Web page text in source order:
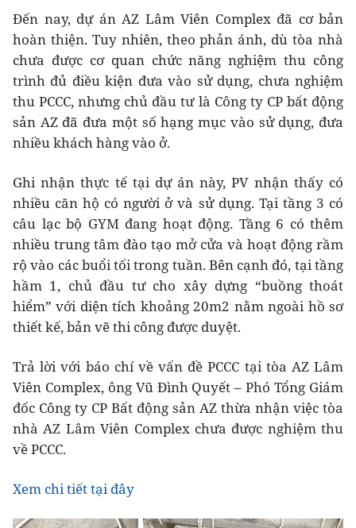
Đến nay, dự án AZ Lâm Viên Complex đã cơ bản
hoàn thiện. Tuy nhiên, theo phản ánh, dù tòa nhà
chưa được cơ quan chức năng nghiệm thu công
trình đủ điều kiện đưa vào sử dụng, chưa nghiệm
thu PCCC, nhưng chủ đầu tư là Công ty CP bất động
sản AZ đã đưa một số hạng mục vào sử dụng, đưa
nhiều khách hàng vào ở.
Ghi nhận thực tế tại dự án này, PV nhận thấy có
nhiều căn hộ có người ở và sử dụng. Tại tầng 3 có
câu lạc bộ GYM đang hoạt động. Tầng 6 có thêm
nhiều trung tâm đào tạo mở cửa và hoạt động rầm
rộ vào các buổi tối trong tuần. Bên cạnh đó, tại tầng
hầm 1, chủ đầu tư cho xây dựng “buồng thoát
hiểm” với diện tích khoảng 20m2 nằm ngoài hồ sơ
thiết kế, bản vẽ thi công được duyệt.
Trả lời với báo chí về vấn đề PCCC tại tòa AZ Lâm
Viên Complex, ông Vũ Đình Quyết – Phó Tổng Giám
đốc Công ty CP Bất động sản AZ thừa nhận việc tòa
nhà AZ Lâm Viên Complex chưa được nghiệm thu
về PCCC.
Xem chi tiết tại đây